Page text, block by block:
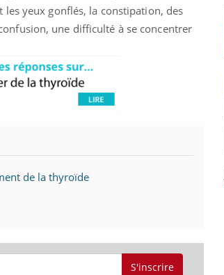
les yeux gonflés, la constipation, des
une difficulté à se concentrer
de la thyroïde
S'inscrire